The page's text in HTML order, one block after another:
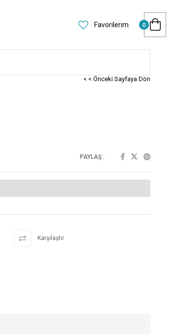
Favorilerim 0
< < Önceki Sayfaya Dön
PAYLAŞ :
Karşılaştır